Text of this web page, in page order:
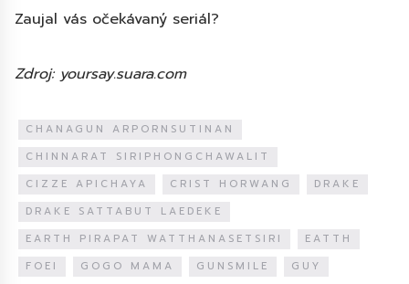
Zaujal vás očekávaný seriál?
Zdroj: yoursay.suara.com
CHANAGUN ARPORNSUTINAN
CHINNARAT SIRIPHONGCHAWALIT
CIZZE APICHAYA
CRIST HORWANG
DRAKE
DRAKE SATTABUT LAEDEKE
EARTH PIRAPAT WATTHANASETSIRI
EATTH
FOEI
GOGO MAMA GUNSMILE
GUY